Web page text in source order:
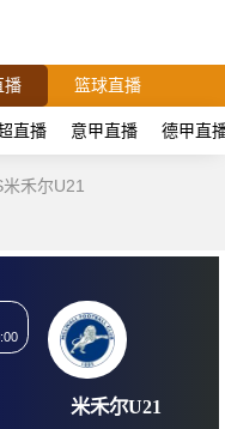
播 篮球直播
直播 意甲直播 德甲直
禾尔U21
16 21:00:00